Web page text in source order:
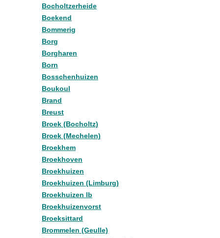
Bocholtzerheide
Boekend
Bommerig
Borg
Borgharen
Born
Bosschenhuizen
Boukoul
Brand
Breust
Broek (Bocholtz)
Broek (Mechelen)
Broekhem
Broekhoven
Broekhuizen
Broekhuizen (Limburg)
Broekhuizen lb
Broekhuizenvorst
Broeksittard
Brommelen (Geulle)